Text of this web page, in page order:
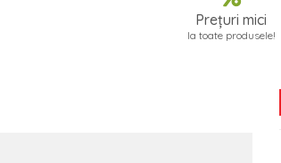
Prețuri mici
la toate produsele!